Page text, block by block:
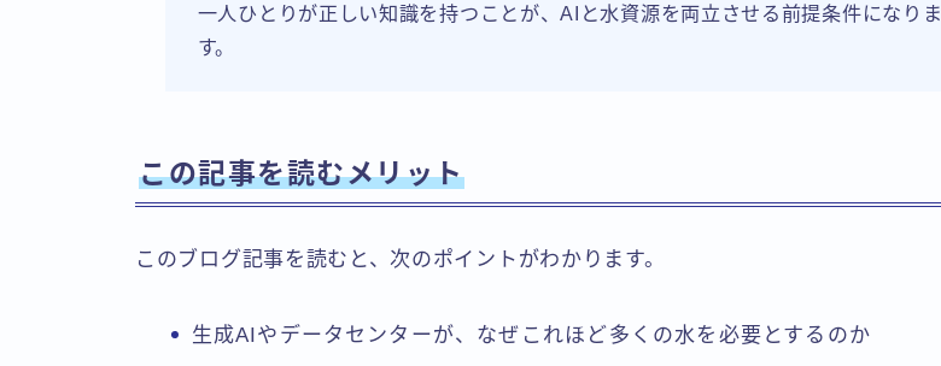
一人ひとりが正しい知識を持つことが、AIと水資源を両立させる前提条件になりま
す。
この記事を読むメリット
このブログ記事を読むと、次のポイントがわかります。
生成AIやデータセンターが、なぜこれほど多くの水を必要とするのか